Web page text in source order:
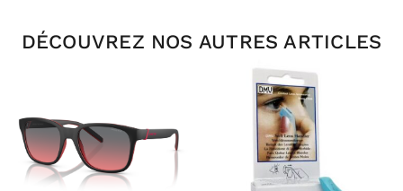
DÉCOUVREZ NOS AUTRES ARTICLES